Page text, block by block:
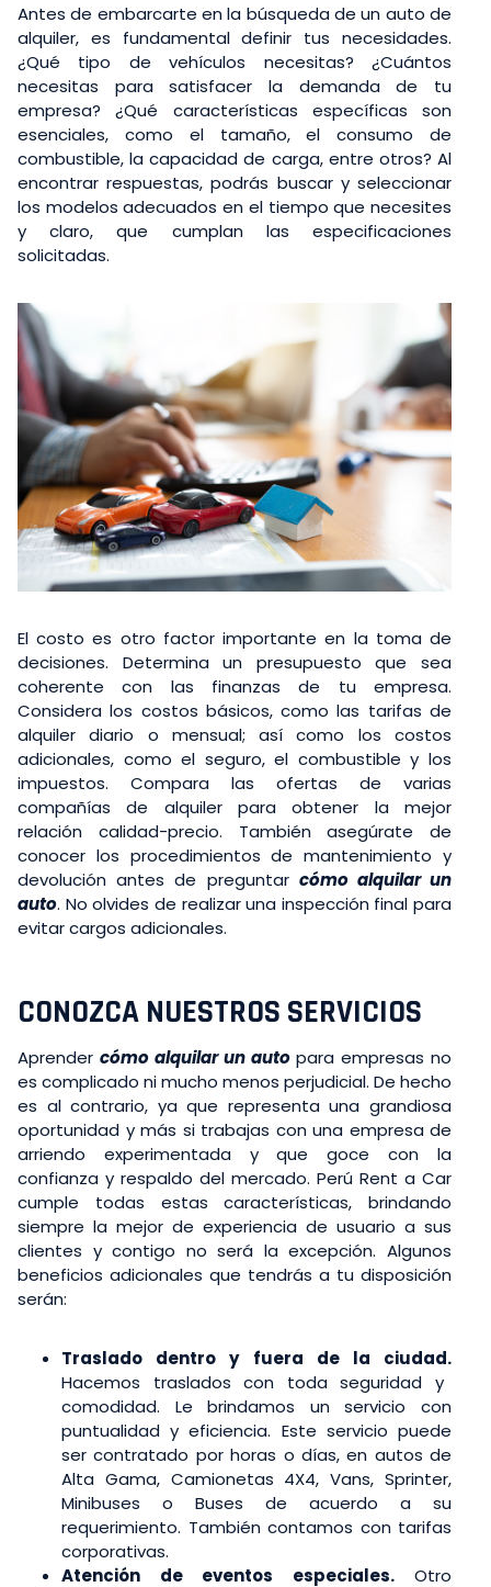
Antes de embarcarte en la búsqueda de un auto de
alquiler, es fundamental definir tus necesidades.
¿Qué tipo de vehículos necesitas? ¿Cuántos
necesitas para satisfacer la demanda de tu
empresa? ¿Qué características específicas son
esenciales, como el tamaño, el consumo de
combustible, la capacidad de carga, entre otros? Al
encontrar respuestas, podrás buscar y seleccionar
los modelos adecuados en el tiempo que necesites
y claro, que cumplan las especificaciones
solicitadas.
El costo es otro factor importante en la toma de
decisiones. Determina un presupuesto que sea
coherente con las finanzas de tu empresa.
Considera los costos básicos, como las tarifas de
alquiler diario o mensual; así como los costos
adicionales, como el seguro, el combustible y los
impuestos. Compara las ofertas de varias
compañías de alquiler para obtener la mejor
relación calidad-precio. También asegúrate de
conocer los procedimientos de mantenimiento y
devolución antes de preguntar cómo alquilar un
auto. No olvides de realizar una inspección final para
evitar cargos adicionales.
CONOZCA NUESTROS SERVICIOS
Aprender cómo alquilar un auto para empresas no
es complicado ni mucho menos perjudicial. De hecho
es al contrario, ya que representa una grandiosa
oportunidad y más si trabajas con una empresa de
arriendo experimentada y que goce con la
confianza y respaldo del mercado. Perú Rent a Car
cumple todas estas características, brindando
siempre la mejor de experiencia de usuario a sus
clientes y contigo no será la excepción. Algunos
beneficios adicionales que tendrás a tu disposición
serán:
Traslado dentro y fuera de la ciudad.
Hacemos traslados con toda seguridad y
comodidad. Le brindamos un servicio con
puntualidad y eficiencia. Este servicio puede
ser contratado por horas o días, en autos de
Alta Gama, Camionetas 4X4, Vans, Sprinter,
Minibuses o Buses de acuerdo a su
requerimiento. También contamos con tarifas
corporativas.
Atención de eventos especiales.Otro